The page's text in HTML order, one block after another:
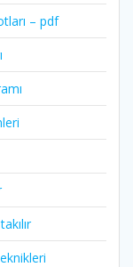
– pdf